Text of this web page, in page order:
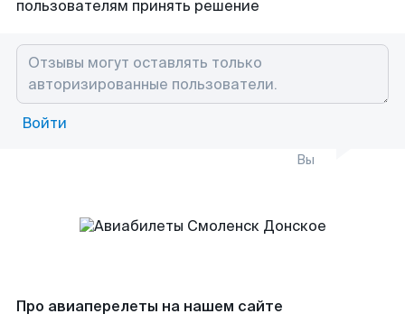
пользователям принять решение
Войти
Вы
Про авиаперелеты на нашем сайте